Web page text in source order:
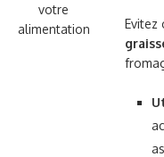
Evitez